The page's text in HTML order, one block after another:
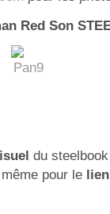
Red Son
du
pour le